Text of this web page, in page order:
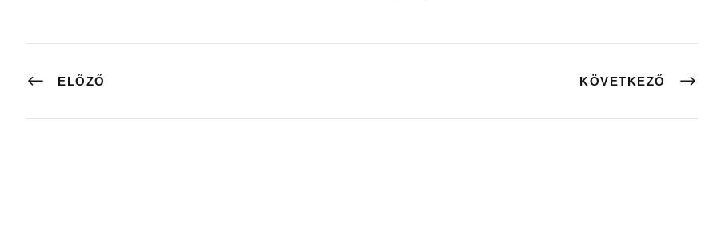
ELŐZŐ KÖVETKEZŐ